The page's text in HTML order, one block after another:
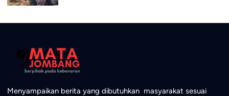
Menyampaikan berita yang dibutuhkan masyarakat sesuai